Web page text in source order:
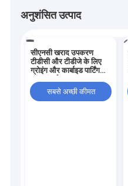
अनुशंसित उत्पाद
सीएनसी खराद उपकरण
टीडीसी और टीडीजे के लिए
ग्रोइंग और कार्बाइड पार्टिंग
सबसे अच्छी कीमत